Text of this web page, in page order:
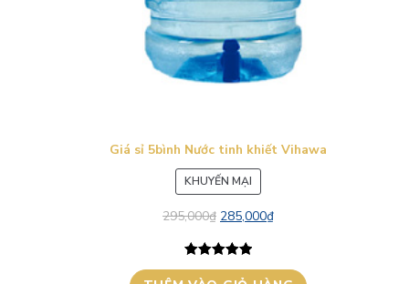
Giá sỉ 5bình Nước tinh khiết Vihawa
KHUYẾN MẠI
PHẨM
ĐANG
295,000₫ 285,000₫
5.00trên 5
1